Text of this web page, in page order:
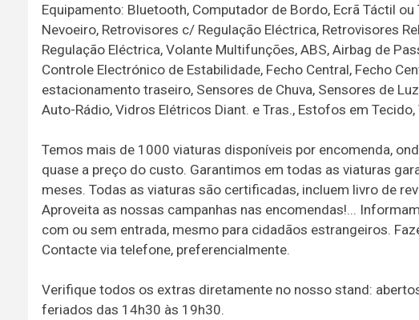
Equipamento: Bluetooth, Computador de Bordo, Ecrã Táctil
Nevoeiro, Retrovisores c/ Regulação Eléctrica, Retrovisores
Regulação Eléctrica, Volante Multifunções, ABS, Airbag de
Controle Electrónico de Estabilidade, Fecho Central, Fecho
estacionamento traseiro, Sensores de Chuva, Sensores de
Auto-Rádio, Vidros Elétricos Diant. e Tras., Estofos em Tecido,
Temos mais de 1000 viaturas disponíveis por encomenda,
quase a preço do custo. Garantimos em todas as viaturas
meses. Todas as viaturas são certificadas, incluem livro de
Aproveita as nossas campanhas nas encomendas!...
com ou sem entrada, mesmo para cidadãos estrangeiros.
Contacte via telefone, preferencialmente.
Verifique todos os extras diretamente no nosso stand:
feriados das 14h30 às 19h30.